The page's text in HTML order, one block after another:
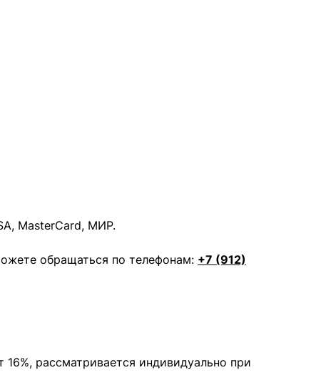
MasterCard, МИР.
обращаться по телефонам: +7 (912)
рассматривается индивидуально при